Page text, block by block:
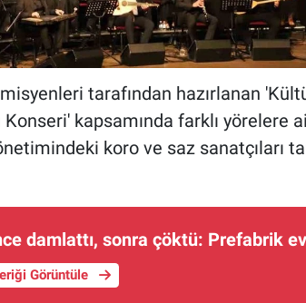
tarafından hazırlanan
kapsamında farklı yörelere
koro ve saz sanatçıları
damlattı, sonra çöktü: Prefabrik
Görüntüle